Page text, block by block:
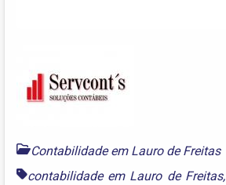
Contabilidade em Lauro de Freitas
contabilidade em Lauro de Freitas,